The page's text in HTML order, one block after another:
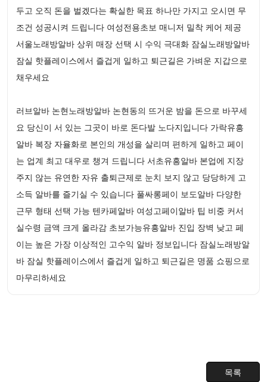
두고 오직 돈을 벌겠다는 확실한 목표 하나만 가지고 오시면 무
조건 성공시켜 드립니다 여성전용초보 매니저 밀착 케어 제공
서울노래방알바 상위 매장 선택 시 수익 극대화 잠실노래방알바
잠실 핫플레이스에서 즐겁게 일하고 퇴근길은 가벼운 지갑으로
채우세요
러브알바 논현노래방알바 논현동의 뜨거운 밤을 돈으로 바꾸세
요 당신이 서 있는 그곳이 바로 돈다발 노다지입니다 가락유흥
알바 복장 자율화로 본인의 개성을 살리며 편하게 일하고 페이
는 업계 최고 대우로 챙겨 드립니다 서초유흥알바 본업에 지장
주지 않는 유연한 자유 출퇴근제로 눈치 보지 않고 당당하게 고
소득 알바를 즐기실 수 있습니다 풀싸롱페이 보도알바 다양한
근무 형태 선택 가능 텐카페알바 여성고페이알바 팁 비중 커서
실수령 금액 크게 올라감 초보가능유흥알바 진입 장벽 낮고 페
이는 높은 가장 이상적인 고수익 알바 정보입니다 잠실노래방알
바 잠실 핫플레이스에서 즐겁게 일하고 퇴근길은 명품 쇼핑으로
마무리하세요
목록